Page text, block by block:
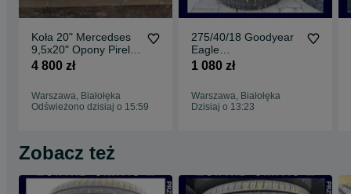
Koła 20" Mercedses
9,5x20" Opony Pirell
ZIMOWEi
4 800 zł
Warszawa, Białołęka
Odświeżono dzisiaj o 15:59
275/40/18 Goodyear
Eagle
F1_5,7mm_4szt_(140
1 080 zł
Warszawa, Białołęka
Dzisiaj o 13:23
Zobacz też